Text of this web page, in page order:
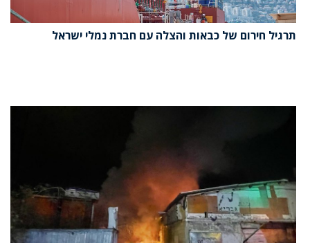
תרגיל חירום של כבאות והצלה עם חברת נמלי ישראל